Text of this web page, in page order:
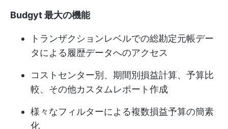
Budgyt 最大の機能
トランザクションレベルでの総勘定元帳デー
タによる履歴データへのアクセス
コストセンター別、期間別損益計算、予算比
較、その他カスタムレポート作成
様々なフィルターによる複数損益予算の簡素
化